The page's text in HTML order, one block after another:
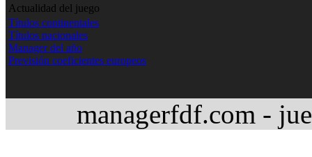
Actualidad del juego
Títulos continentales
Títulos nacionales
Manager del año
Previsión coeficientes europeos
managerfdf.com -